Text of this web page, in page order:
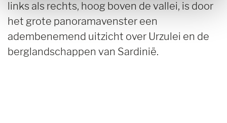
links als rechts, hoog boven de vallei, is door
het grote panoramavenster een
adembenemend uitzicht over Urzulei en de
berglandschappen van Sardinië.